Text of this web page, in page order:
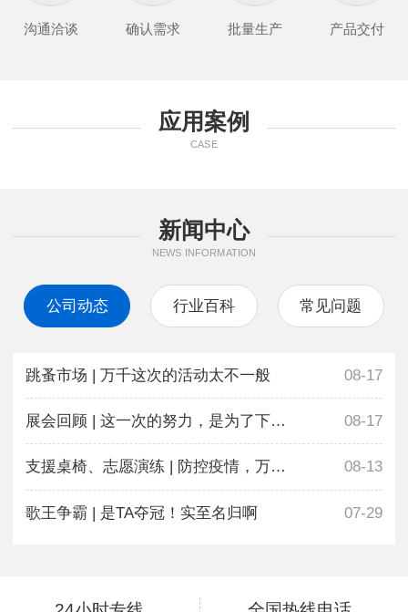
沟通洽谈 确认需求 批量生产 产品交付
应用案例
CASE
新闻中心
NEWS INFORMATION
公司动态 行业百科 常见问题
跳蚤市场 | 万千这次的活动太不一般 08-17
展会回顾 | 这一次的努力，是为了下一次更好地相遇 08-17
支援桌椅、志愿演练 | 防控疫情，万千在行动 08-13
歌王争霸 | 是TA夺冠！实至名归啊 07-29